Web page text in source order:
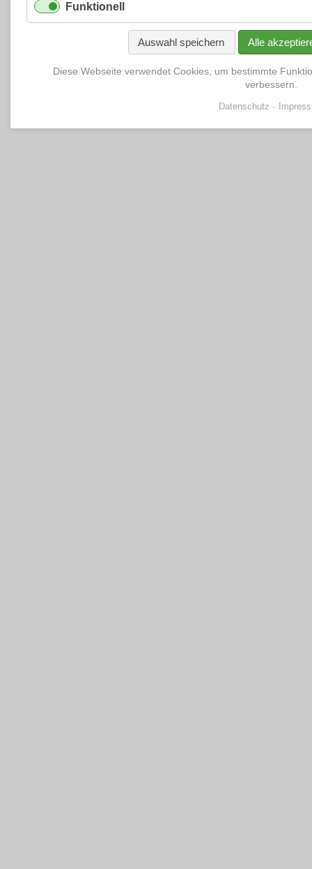
Funktionell
Auswahl speichern Alle
Diese Webseite verwendet Cookies, um bestimmte
verbessern.
Datenschutz